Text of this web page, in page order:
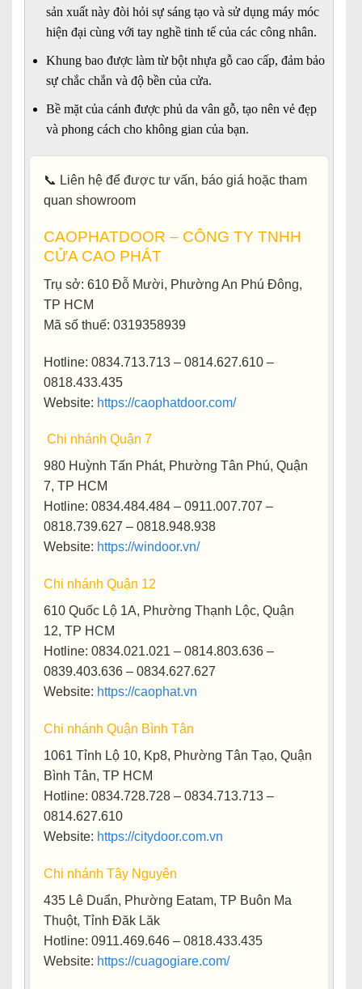
sản xuất này đòi hỏi sự sáng tạo và sử dụng máy móc
hiện đại cùng với tay nghề tinh tế của các công nhân.
Khung bao được làm từ bột nhựa gỗ cao cấp, đảm bảo
sự chắc chắn và độ bền của cửa.
Bề mặt của cánh được phủ da vân gỗ, tạo nên vẻ đẹp
và phong cách cho không gian của bạn.
📞 Liên hệ để được tư vấn, báo giá hoặc tham
quan showroom
CAOPHATDOOR – CÔNG TY TNHH
CỬA CAO PHÁT
Trụ sở: 610 Đỗ Mười, Phường An Phú Đông,
TP HCM
Mã số thuế: 0319358939
Hotline: 0834.713.713 – 0814.627.610 –
0818.433.435
Website: https://caophatdoor.com/
Chi nhánh Quận 7
980 Huỳnh Tấn Phát, Phường Tân Phú, Quận
7, TP HCM
Hotline: 0834.484.484 – 0911.007.707 –
0818.739.627 – 0818.948.938
Website: https://windoor.vn/
Chi nhánh Quận 12
610 Quốc Lộ 1A, Phường Thạnh Lộc, Quận
12, TP HCM
Hotline: 0834.021.021 – 0814.803.636 –
0839.403.636 – 0834.627.627
Website: https://caophat.vn
Chi nhánh Quận Bình Tân
1061 Tỉnh Lộ 10, Kp8, Phường Tân Tạo, Quận
Bình Tân, TP HCM
Hotline: 0834.728.728 – 0834.713.713 –
0814.627.610
Website: https://citydoor.com.vn
Chi nhánh Tây Nguyên
435 Lê Duẩn, Phường Eatam, TP Buôn Ma
Thuột, Tỉnh Đăk Lăk
Hotline: 0911.469.646 – 0818.433.435
Website: https://cuagogiare.com/